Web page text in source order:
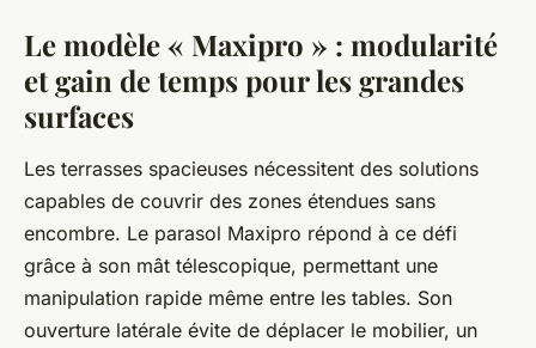
Le modèle « Maxipro » : modularité
et gain de temps pour les grandes
surfaces
Les terrasses spacieuses nécessitent des solutions
capables de couvrir des zones étendues sans
encombre. Le parasol Maxipro répond à ce défi
grâce à son mât télescopique, permettant une
manipulation rapide même entre les tables. Son
ouverture latérale évite de déplacer le mobilier, un